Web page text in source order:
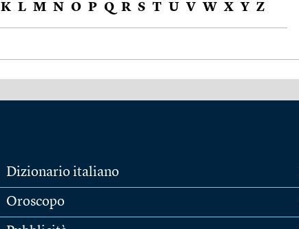
K L M N O P Q R S T U V W X Y Z
Dizionario italiano
Oroscopo